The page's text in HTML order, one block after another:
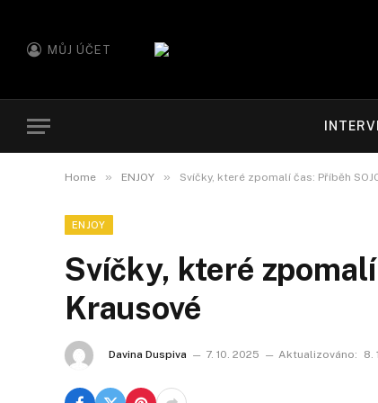
MŮJ ÚČET
Home » ENJOY » Svíčky, které zpomalí čas: Příběh
ENJOY
Svíčky, které
Krausové
Davina Duspiva 7. 10. 2025 Aktualizováno: 8.